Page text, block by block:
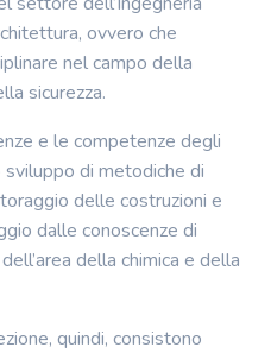
ovvero che
nel campo della
sicurezza.
e le competenze degli
di metodiche di
delle costruzioni e
dalle conoscenze di
della chimica e della
quindi, consistono